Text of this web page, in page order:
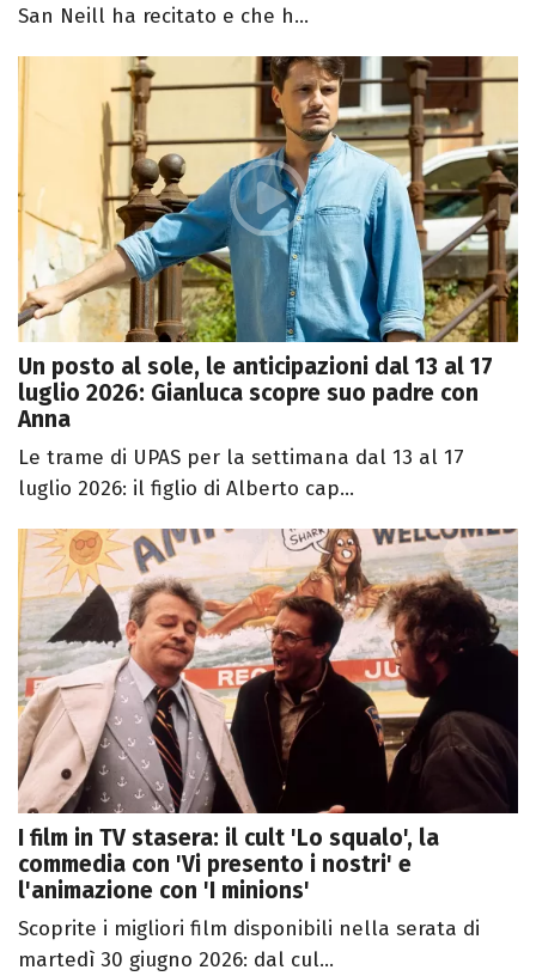
San Neill ha recitato e che h...
Un posto al sole, le anticipazioni dal 13 al 17
luglio 2026: Gianluca scopre suo padre con
Anna
Le trame di UPAS per la settimana dal 13 al 17
luglio 2026: il figlio di Alberto cap...
I film in TV stasera: il cult 'Lo squalo', la
commedia con 'Vi presento i nostri' e
l'animazione con 'I minions'
Scoprite i migliori film disponibili nella serata di
martedì 30 giugno 2026: dal cul...